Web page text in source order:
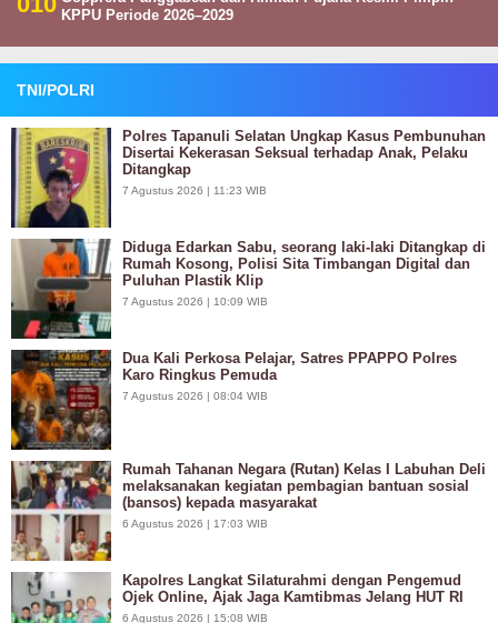
KPPU Periode 2026–2029
TNI/POLRI
Polres Tapanuli Selatan Ungkap Kasus Pembunuhan
Disertai Kekerasan Seksual terhadap Anak, Pelaku
Ditangkap
7 Agustus 2026 | 11:23 WIB
Diduga Edarkan Sabu, seorang laki-laki Ditangkap di
Rumah Kosong, Polisi Sita Timbangan Digital dan
Puluhan Plastik Klip
7 Agustus 2026 | 10:09 WIB
Dua Kali Perkosa Pelajar, Satres PPAPPO Polres
Karo Ringkus Pemuda
7 Agustus 2026 | 08:04 WIB
Rumah Tahanan Negara (Rutan) Kelas I Labuhan Deli
melaksanakan kegiatan pembagian bantuan sosial
(bansos) kepada masyarakat
6 Agustus 2026 | 17:03 WIB
Kapolres Langkat Silaturahmi dengan Pengemud
Ojek Online, Ajak Jaga Kamtibmas Jelang HUT RI
6 Agustus 2026 | 15:08 WIB